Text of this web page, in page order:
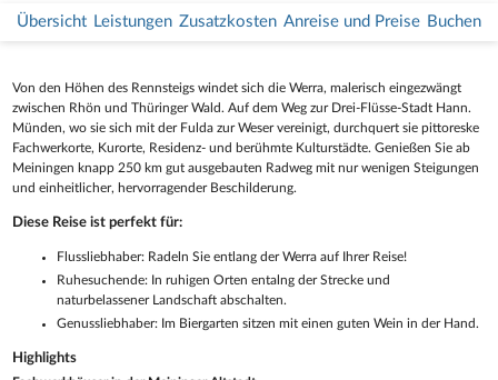
Übersicht Leistungen Zusatzkosten Anreise und Preise Buchen
Von den Höhen des Rennsteigs windet sich die Werra, malerisch eingezwängt
zwischen Rhön und Thüringer Wald. Auf dem Weg zur Drei-Flüsse-Stadt Hann.
Münden, wo sie sich mit der Fulda zur Weser vereinigt, durchquert sie pittoreske
Fachwerkorte, Kurorte, Residenz- und berühmte Kulturstädte. Genießen Sie ab
Meiningen knapp 250 km gut ausgebauten Radweg mit nur wenigen Steigungen
und einheitlicher, hervorragender Beschilderung.
Diese Reise ist perfekt für:
Flussliebhaber: Radeln Sie entlang der Werra auf Ihrer Reise!
Ruhesuchende: In ruhigen Orten entalng der Strecke und
naturbelassener Landschaft abschalten.
Genussliebhaber: Im Biergarten sitzen mit einen guten Wein in der Hand.
Highlights